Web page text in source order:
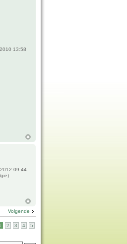
13:58
09:44
Volgende
2 3 4 5